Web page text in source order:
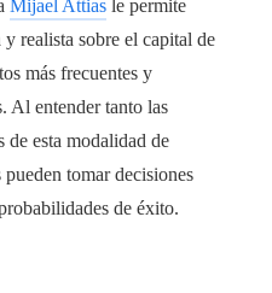
Mijael Attias le permite
realista sobre el capital de
más frecuentes y
Al entender tanto las
de esta modalidad de
tomar decisiones
de éxito.